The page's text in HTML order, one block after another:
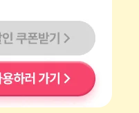
할인쿠폰받기